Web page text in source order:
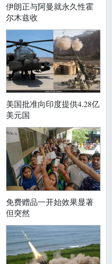
伊朗正与阿曼就永久性霍
尔木兹收
美国批准向印度提供4.28亿
美元国
免费赠品一开始效果显著
但突然